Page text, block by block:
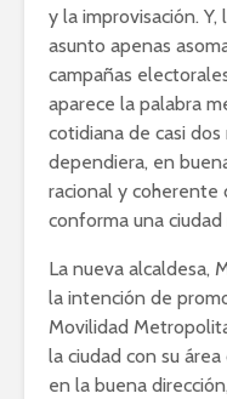
y la improvisación.
asunto apenas
campañas
aparece la palabra
cotidiana de casi
dependiera, en
racional y coherente
conforma una
La nueva alcaldesa,
la intención de
Movilidad
la ciudad con su
en la buena